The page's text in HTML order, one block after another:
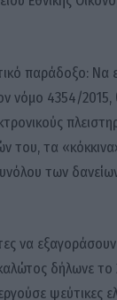
παράδοξο:
νόμο 4354/
του, τα
των
να εξαγοράσουν
δήλωνε το
ψεύτικες